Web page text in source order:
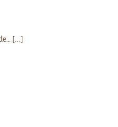
[...]